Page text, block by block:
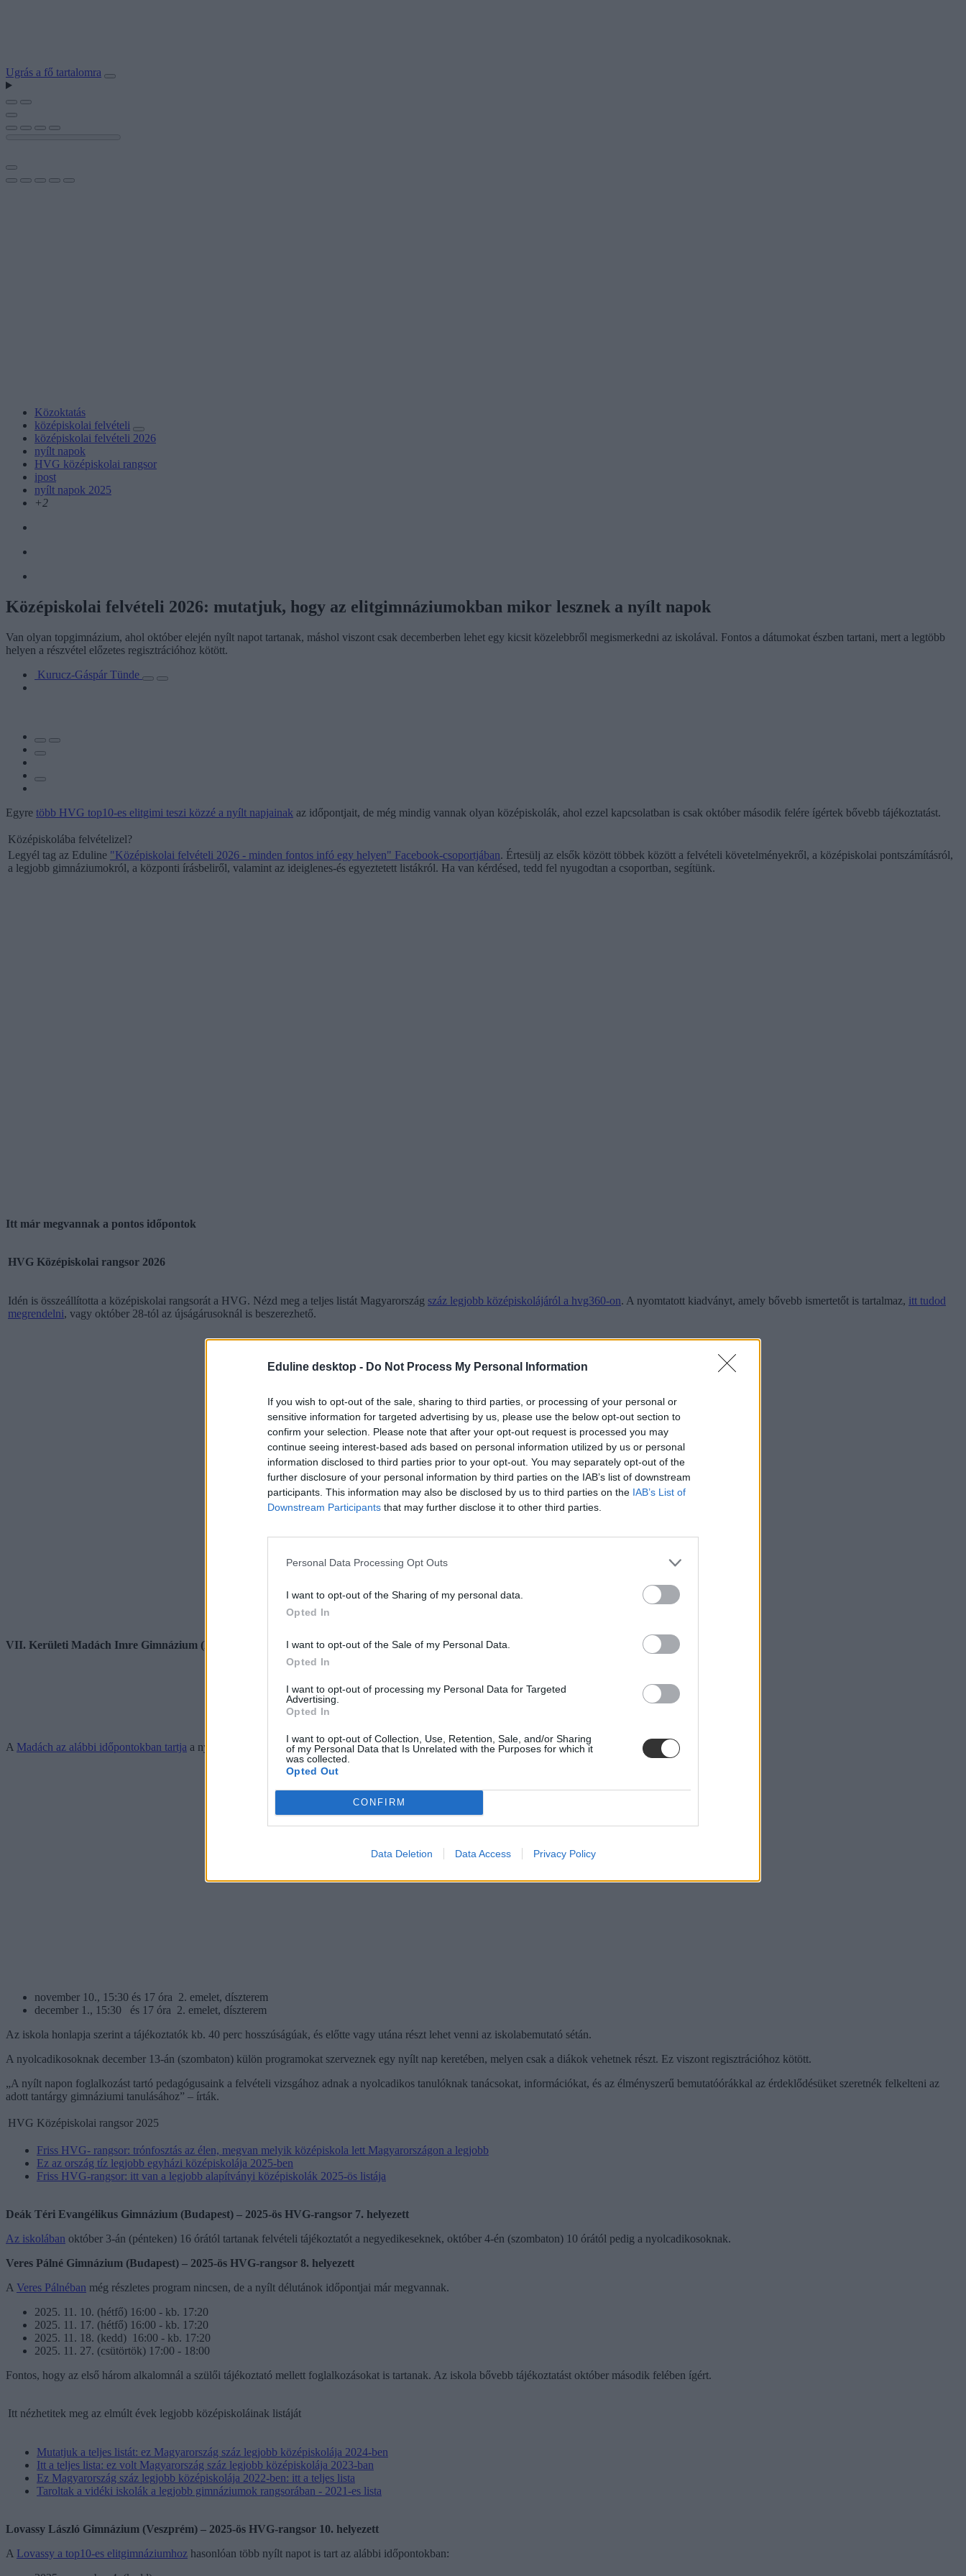
Eduline desktop - Do Not Process My Personal Information
If you wish to opt-out of the sale, sharing to third parties, or processing of your personal or
sensitive information for targeted advertising by us, please use the below opt-out section to
confirm your selection. Please note that after your opt-out request is processed you may
continue seeing interest-based ads based on personal information utilized by us or personal
information disclosed to third parties prior to your opt-out. You may separately opt-out of the
further disclosure of your personal information by third parties on the IAB’s list of downstream
participants. This information may also be disclosed by us to third parties on the IAB’s List of
Downstream Participants that may further disclose it to other third parties.
Personal Data Processing Opt Outs
I want to opt-out of the Sharing of my personal data.
Opted In
I want to opt-out of the Sale of my Personal Data.
Opted In
I want to opt-out of processing my Personal Data for Targeted
Advertising.
Opted In
I want to opt-out of Collection, Use, Retention, Sale, and/or Sharing
of my Personal Data that Is Unrelated with the Purposes for which it
was collected.
Opted Out
CONFIRM
Data Deletion Data Access Privacy Policy
Ugrás a fő tartalomra
Közoktatás
középiskolai felvételi
középiskolai felvételi 2026
nyílt napok
HVG középiskolai rangsor
ipost
nyílt napok 2025
+2
Középiskolai felvételi 2026: mutatjuk, hogy az elitgimnáziumokban mikor lesznek a nyílt napok
Van olyan topgimnázium, ahol október elején nyílt napot tartanak, máshol viszont csak decemberben lehet egy kicsit közelebbről megismerkedni az iskolával. Fontos a dátumokat észben tartani, mert a legtöbb
helyen a részvétel előzetes regisztrációhoz kötött.
Kurucz-Gáspár Tünde
Egyre több HVG top10-es elitgimi teszi közzé a nyílt napjainak az időpontjait, de még mindig vannak olyan középiskolák, ahol ezzel kapcsolatban is csak október második felére ígértek bővebb tájékoztatást.
Középiskolába felvételizel?
Legyél tag az Eduline "Középiskolai felvételi 2026 - minden fontos infó egy helyen" Facebook-csoportjában. Értesülj az elsők között többek között a felvételi követelményekről, a középiskolai pontszámításról,
a legjobb gimnáziumokról, a központi írásbeliről, valamint az ideiglenes-és egyeztetett listákról. Ha van kérdésed, tedd fel nyugodtan a csoportban, segítünk.
Itt már megvannak a pontos időpontok
HVG Középiskolai rangsor 2026
Idén is összeállította a középiskolai rangsorát a HVG. Nézd meg a teljes listát Magyarország száz legjobb középiskolájáról a hvg360-on. A nyomtatott kiadványt, amely bővebb ismertetőt is tartalmaz, itt tudod
megrendelni, vagy október 28-tól az újságárusoknál is beszerezhető.
VII. Kerületi Madách Imre Gimnázium (Budapest) – 2025-ös HVG-rangsor 6. helyezett
A Madách az alábbi időpontokban tartja a nyílt napjait, melyekre nem kell előzetesen regisztrálni
november 10., 15:30 és 17 óra 2. emelet, díszterem
december 1., 15:30 és 17 óra 2. emelet, díszterem
Az iskola honlapja szerint a tájékoztatók kb. 40 perc hosszúságúak, és előtte vagy utána részt lehet venni az iskolabemutató sétán.
A nyolcadikosoknak december 13-án (szombaton) külön programokat szerveznek egy nyílt nap keretében, melyen csak a diákok vehetnek részt. Ez viszont regisztrációhoz kötött.
„A nyílt napon foglalkozást tartó pedagógusaink a felvételi vizsgához adnak a nyolcadikos tanulóknak tanácsokat, információkat, és az élményszerű bemutatóórákkal az érdeklődésüket szeretnék felkelteni az
adott tantárgy gimnáziumi tanulásához” – írták.
HVG Középiskolai rangsor 2025
Friss HVG- rangsor: trónfosztás az élen, megvan melyik középiskola lett Magyarországon a legjobb
Ez az ország tíz legjobb egyházi középiskolája 2025-ben
Friss HVG-rangsor: itt van a legjobb alapítványi középiskolák 2025-ös listája
Deák Téri Evangélikus Gimnázium (Budapest) – 2025-ös HVG-rangsor 7. helyezett
Az iskolában október 3-án (pénteken) 16 órától tartanak felvételi tájékoztatót a negyedikeseknek, október 4-én (szombaton) 10 órától pedig a nyolcadikosoknak.
Veres Pálné Gimnázium (Budapest) – 2025-ös HVG-rangsor 8. helyezett
A Veres Pálnéban még részletes program nincsen, de a nyílt délutánok időpontjai már megvannak.
2025. 11. 10. (hétfő) 16:00 - kb. 17:20
2025. 11. 17. (hétfő) 16:00 - kb. 17:20
2025. 11. 18. (kedd) 16:00 - kb. 17:20
2025. 11. 27. (csütörtök) 17:00 - 18:00
Fontos, hogy az első három alkalomnál a szülői tájékoztató mellett foglalkozásokat is tartanak. Az iskola bővebb tájékoztatást október második felében ígért.
Itt nézhetitek meg az elmúlt évek legjobb középiskoláinak listáját
Mutatjuk a teljes listát: ez Magyarország száz legjobb középiskolája 2024-ben
Itt a teljes lista: ez volt Magyarország száz legjobb középiskolája 2023-ban
Ez Magyarország száz legjobb középiskolája 2022-ben: itt a teljes lista
Taroltak a vidéki iskolák a legjobb gimnáziumok rangsorában - 2021-es lista
Lovassy László Gimnázium (Veszprém) – 2025-ös HVG-rangsor 10. helyezett
A Lovassy a top10-es elitgimnáziumhoz hasonlóan több nyílt napot is tart az alábbi időpontokban: